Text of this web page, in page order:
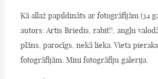
Kā allaž papildināts ar fotogrāfijām (34
autors: Artis Briedis, rabit!!, angļu
plāns, parocīgs, nekā lieka. Vieta
fotogrāfijām. Mini fotogrāfiju galerija.